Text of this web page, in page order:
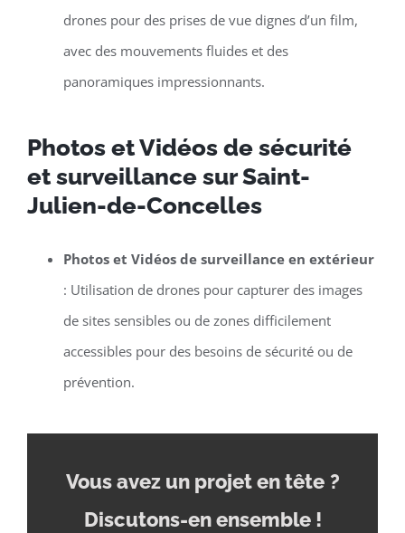
drones pour des prises de vue dignes d’un film,
avec des mouvements fluides et des
panoramiques impressionnants.
Photos et Vidéos de sécurité
et surveillance sur Saint-
Julien-de-Concelles
Photos et Vidéos de surveillance en extérieur
: Utilisation de drones pour capturer des images
de sites sensibles ou de zones difficilement
accessibles pour des besoins de sécurité ou de
prévention.
Vous avez un projet en tête ?
Discutons-en ensemble !